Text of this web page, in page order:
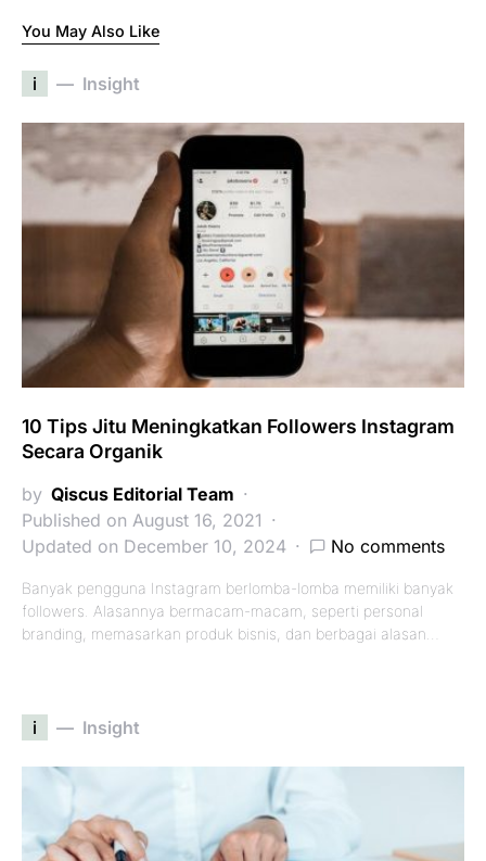
You May Also Like
i Insight
10 Tips Jitu Meningkatkan Followers Instagram
Secara Organik
by Qiscus Editorial Team
Published on August 16, 2021
Updated on December 10, 2024
No comments
Banyak pengguna Instagram berlomba-lomba memiliki banyak
followers. Alasannya bermacam-macam, seperti personal
branding, memasarkan produk bisnis, dan berbagai alasan…
i Insight